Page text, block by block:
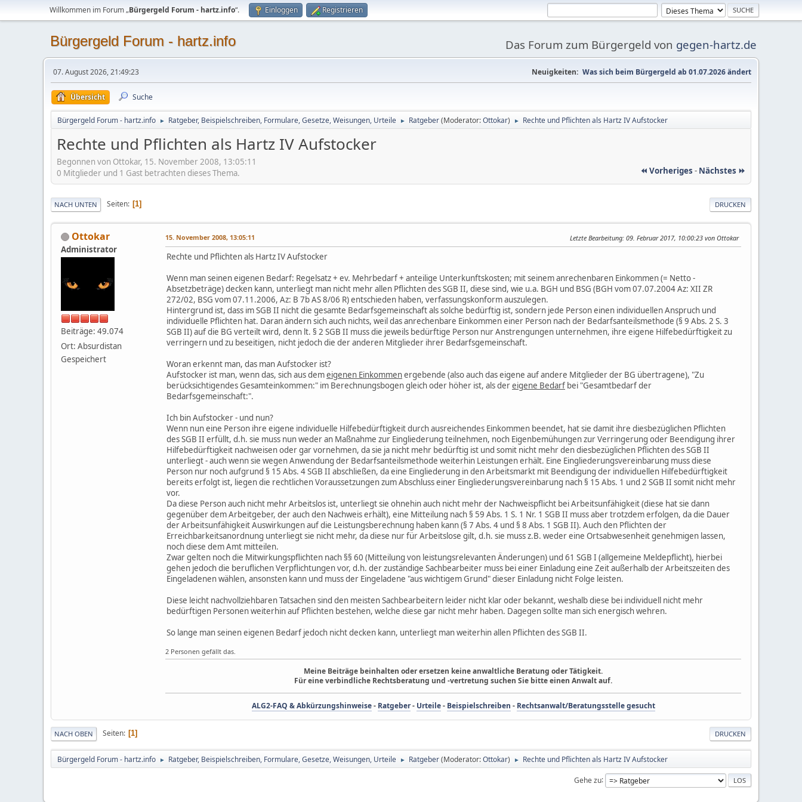
Willkommen im Forum „Bürgergeld Forum - hartz.info“. Einloggen Registrieren
Bürgergeld Forum - hartz.info Das Forum zum Bürgergeld von gegen-hartz.de
07. August 2026, 21:49:23 Neuigkeiten: Was sich beim Bürgergeld ab 01.07.2026 ändert
Übersicht Suche
Bürgergeld Forum - hartz.info ► Ratgeber, Beispielschreiben, Formulare, Gesetze, Weisungen, Urteile ► Ratgeber(Moderator:Ottokar) ► Rechte und Pflichten als Hartz IV Aufstocker
Rechte und Pflichten als Hartz IV Aufstocker
Begonnen von Ottokar, 15. November 2008, 13:05:11
⏪ Vorheriges - Nächstes ⏩
0 Mitglieder und 1 Gast betrachten dieses Thema.
DRUCKEN
NACH UNTEN Seiten 1
Ottokar
Administrator
Beiträge: 49.074
Ort: Absurdistan
Gespeichert
15. November 2008, 13:05:11 Letzte Bearbeitung: 09. Februar 2017, 10:00:23 von Ottokar
Rechte und Pflichten als Hartz IV Aufstocker
Wenn man seinen eigenen Bedarf: Regelsatz + ev. Mehrbedarf + anteilige Unterkunftskosten; mit seinem anrechenbaren Einkommen (= Netto -
Absetzbeträge) decken kann, unterliegt man nicht mehr allen Pflichten des SGB II, diese sind, wie u.a. BGH und BSG (BGH vom 07.07.2004 Az: XII ZR
272/02, BSG vom 07.11.2006, Az: B 7b AS 8/06 R) entschieden haben, verfassungskonform auszulegen.
Hintergrund ist, dass im SGB II nicht die gesamte Bedarfsgemeinschaft als solche bedürftig ist, sondern jede Person einen individuellen Anspruch und
individuelle Pflichten hat. Daran ändern sich auch nichts, weil das anrechenbare Einkommen einer Person nach der Bedarfsanteilsmethode (§ 9 Abs. 2 S. 3
SGB II) auf die BG verteilt wird, denn lt. § 2 SGB II muss die jeweils bedürftige Person nur Anstrengungen unternehmen, ihre eigene Hilfebedürftigkeit zu
verringern und zu beseitigen, nicht jedoch die der anderen Mitglieder ihrer Bedarfsgemeinschaft.
Woran erkennt man, das man Aufstocker ist?
Aufstocker ist man, wenn das, sich aus demeigenen Einkommenergebende (also auch das eigene auf andere Mitglieder der BG übertragene), "Zu
berücksichtigendes Gesamteinkommen:" im Berechnungsbogen gleich oder höher ist, als dereigene Bedarf bei "Gesamtbedarf der
Bedarfsgemeinschaft:".
Ich bin Aufstocker - und nun?
Wenn nun eine Person ihre eigene individuelle Hilfebedürftigkeit durch ausreichendes Einkommen beendet, hat sie damit ihre diesbezüglichen Pflichten
des SGB II erfüllt, d.h. sie muss nun weder an Maßnahme zur Eingliederung teilnehmen, noch Eigenbemühungen zur Verringerung oder Beendigung ihrer
Hilfebedürftigkeit nachweisen oder gar vornehmen, da sie ja nicht mehr bedürftig ist und somit nicht mehr den diesbezüglichen Pflichten des SGB II
unterliegt - auch wenn sie wegen Anwendung der Bedarfsanteilsmethode weiterhin Leistungen erhält. Eine Eingliederungsvereinbarung muss diese
Person nur noch aufgrund § 15 Abs. 4 SGB II abschließen, da eine Eingliederung in den Arbeitsmarkt mit Beendigung der individuellen Hilfebedürftigkeit
bereits erfolgt ist, liegen die rechtlichen Voraussetzungen zum Abschluss einer Eingliederungsvereinbarung nach § 15 Abs. 1 und 2 SGB II somit nicht mehr
vor.
Da diese Person auch nicht mehr Arbeitslos ist, unterliegt sie ohnehin auch nicht mehr der Nachweispflicht bei Arbeitsunfähigkeit (diese hat sie dann
gegenüber dem Arbeitgeber, der auch den Nachweis erhält), eine Mitteilung nach § 59 Abs. 1 S. 1 Nr. 1 SGB II muss aber trotzdem erfolgen, da die Dauer
der Arbeitsunfähigkeit Auswirkungen auf die Leistungsberechnung haben kann (§ 7 Abs. 4 und § 8 Abs. 1 SGB II). Auch den Pflichten der
Erreichbarkeitsanordnung unterliegt sie nicht mehr, da diese nur für Arbeitslose gilt, d.h. sie muss z.B. weder eine Ortsabwesenheit genehmigen lassen,
noch diese dem Amt mitteilen.
Zwar gelten noch die Mitwirkungspflichten nach §§ 60 (Mitteilung von leistungsrelevanten Änderungen) und 61 SGB I (allgemeine Meldepflicht), hierbei
gehen jedoch die beruflichen Verpflichtungen vor, d.h. der zuständige Sachbearbeiter muss bei einer Einladung eine Zeit außerhalb der Arbeitszeiten des
Eingeladenen wählen, ansonsten kann und muss der Eingeladene "aus wichtigem Grund" dieser Einladung nicht Folge leisten.
Diese leicht nachvollziehbaren Tatsachen sind den meisten Sachbearbeitern leider nicht klar oder bekannt, weshalb diese bei individuell nicht mehr
bedürftigen Personen weiterhin auf Pflichten bestehen, welche diese gar nicht mehr haben. Dagegen sollte man sich energisch wehren.
So lange man seinen eigenen Bedarf jedoch nicht decken kann, unterliegt man weiterhin allen Pflichten des SGB II.
2 Personen gefällt das.
Meine Beiträge beinhalten oder ersetzen keine anwaltliche Beratung oder Tätigkeit.
Für eine verbindliche Rechtsberatung und -vertretung suchen Sie bitte einen Anwalt auf.
ALG2-FAQ & Abkürzungshinweise- Ratgeber- Urteile- Beispielschreiben - Rechtsanwalt/Beratungsstelle gesucht
DRUCKEN
NACH OBEN Seiten 1
Bürgergeld Forum - hartz.info ► Ratgeber, Beispielschreiben, Formulare, Gesetze, Weisungen, Urteile ► Ratgeber(Moderator:Ottokar) ► Rechte und Pflichten als Hartz IV Aufstocker
Gehe zu